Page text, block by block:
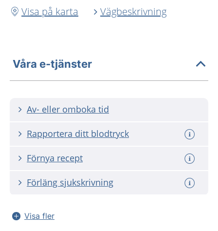
Visa på karta
Vägbeskrivning
Våra e-tjänster
Av- eller omboka tid
Rapportera ditt blodtryck
Förnya recept
Förläng sjukskrivning
Visa fler